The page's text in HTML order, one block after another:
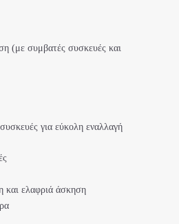
(με συμβατές συσκευές και
για εύκολη εναλλαγή
και ελαφριά άσκηση